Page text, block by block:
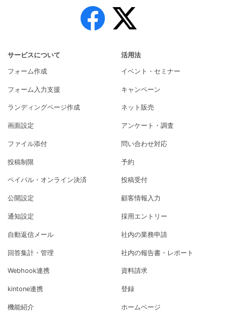
サービスについて
フォーム作成
フォーム入力支援
ランディングページ作成
画面設定
ファイル添付
投稿制限
ペイパル・オンライン決済
公開設定
通知設定
自動返信メール
回答集計・管理
Webhook連携
kintone連携
機能紹介
活用法
イベント・セミナー
キャンペーン
ネット販売
アンケート・調査
問い合わせ対応
予約
投稿受付
顧客情報入力
採用エントリー
社内の業務申請
社内の報告書・レポート
資料請求
登録
ホームページ